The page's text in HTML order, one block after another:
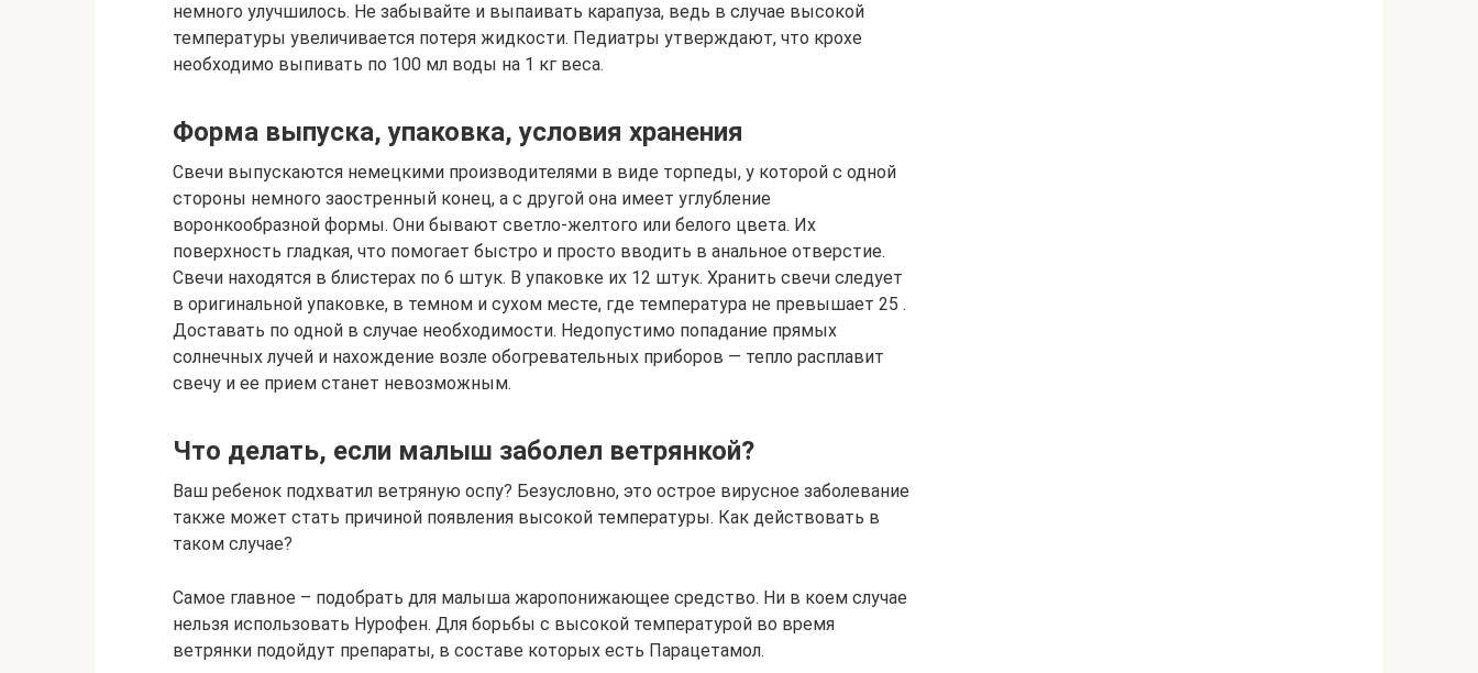
немного улучшилось. Не забывайте и выпаивать карапуза, ведь в случае высокой
температуры увеличивается потеря жидкости. Педиатры утверждают, что крохе
необходимо выпивать по 100 мл воды на 1 кг веса.
Форма выпуска, упаковка, условия хранения
Свечи выпускаются немецкими производителями в виде торпеды, у которой с одной
стороны немного заостренный конец, а с другой она имеет углубление
воронкообразной формы. Они бывают светло-желтого или белого цвета. Их
поверхность гладкая, что помогает быстро и просто вводить в анальное отверстие.
Свечи находятся в блистерах по 6 штук. В упаковке их 12 штук. Хранить свечи следует
в оригинальной упаковке, в темном и сухом месте, где температура не превышает 25 .
Доставать по одной в случае необходимости. Недопустимо попадание прямых
солнечных лучей и нахождение возле обогревательных приборов — тепло расплавит
свечу и ее прием станет невозможным.
Что делать, если малыш заболел ветрянкой?
Ваш ребенок подхватил ветряную оспу? Безусловно, это острое вирусное заболевание
также может стать причиной появления высокой температуры. Как действовать в
таком случае?
Самое главное – подобрать для малыша жаропонижающее средство. Ни в коем случае
нельзя использовать Нурофен. Для борьбы с высокой температурой во время
ветрянки подойдут препараты, в составе которых есть Парацетамол.